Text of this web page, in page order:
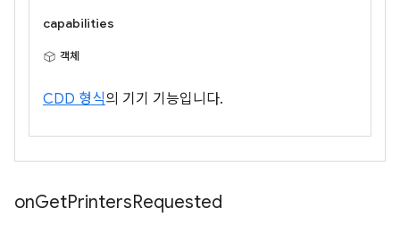
capabilities
객체
CDD 형식의 기기 기능입니다.
onGetPrintersRequested